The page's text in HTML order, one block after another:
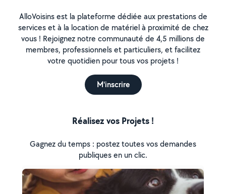
AlloVoisins est la plateforme dédiée aux prestations de
services et à la location de matériel à proximité de chez
vous ! Rejoignez notre communauté de 4,5 millions de
membres, professionnels et particuliers, et facilitez
votre quotidien pour tous vos projets !
M'inscrire
Réalisez vos Projets !
Gagnez du temps : postez toutes vos demandes
publiques en un clic.